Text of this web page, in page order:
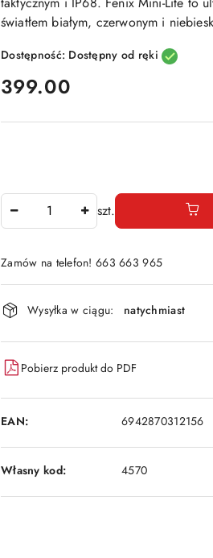
światłem białym, czerwonym i
Dostępność: Dostępny od ręki
cena:
399.00
szt.
Zamów na telefon! 663 663 965
Dostępność
i
dostawa
Wysyłka w ciągu: natychmiast
Pobierz produkt do PDF
EAN: 6942870312156
Własny kod: 4570